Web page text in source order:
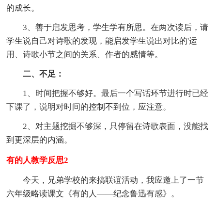
的成长。
3、善于启发思考，学生学有所思。在两次读后，请
学生说自己对诗歌的发现，能启发学生说出对比的'运
用、诗歌小节之间的关系、作者的感情等。
二、不足：
1、时间把握不够好。最后一个写话环节进行时已经
下课了，说明对时间的控制不到位，应注意。
2、对主题挖掘不够深，只停留在诗歌表面，没能找
到更深层的内涵。
有的人教学反思2
今天，兄弟学校的来搞联谊活动，我应邀上了一节
六年级略读课文《有的人——纪念鲁迅有感》。